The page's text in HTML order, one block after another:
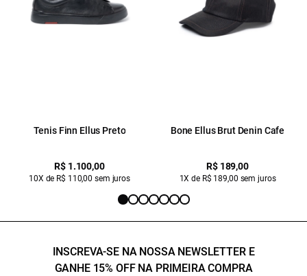
Tenis Finn Ellus Preto
R$ 1.100,00
10X de R$ 110,00 sem juros
Bone Ellus Brut Denin Cafe
R$ 189,00
1X de R$ 189,00 sem juros
INSCREVA-SE NA NOSSA NEWSLETTER E
GANHE 15% OFF NA PRIMEIRA COMPRA